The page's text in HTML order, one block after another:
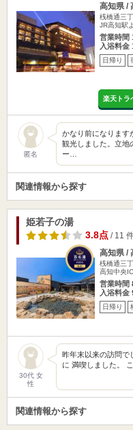
高知県 /
桟橋通三
JR高知駅
営業時間
入浴料金
日帰り
楽天トラ
匿名
かなり前になります
観光しました。立地
ー…
関連情報から探す
姫若子の湯
3.8点/ 11
高知県 /
桟橋通三
高知中央
営業時間
入浴料金
日帰り
30代 女
性
昨年末以来の訪問で
に 満喫しました。
関連情報から探す